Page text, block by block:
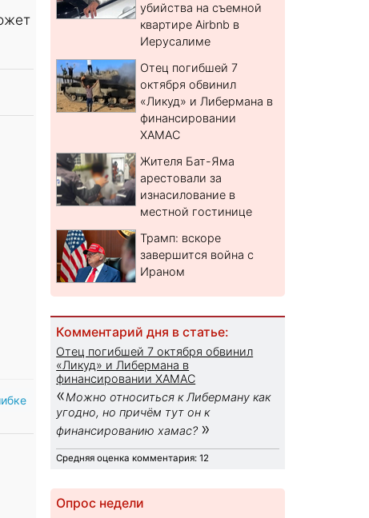
убийства на съемной
квартире Airbnb в
Иерусалиме
Отец погибшей 7
октября обвинил
«Ликуд» и Либермана в
финансировании
ХАМАС
Жителя Бат-Яма
арестовали за
изнасилование в
местной гостинице
Трамп: вскоре
завершится война с
Ираном
Комментарий дня в статье:
Отец погибшей 7 октября обвинил
«Ликуд» и Либермана в
финансировании ХАМАС
«Можно относиться к Либерману как
угодно, но причём тут он к
финансированию хамас? »
Средняя оценка комментария: 12
Опрос недели